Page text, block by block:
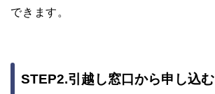
できます。
STEP2.引越し窓口から申し込む